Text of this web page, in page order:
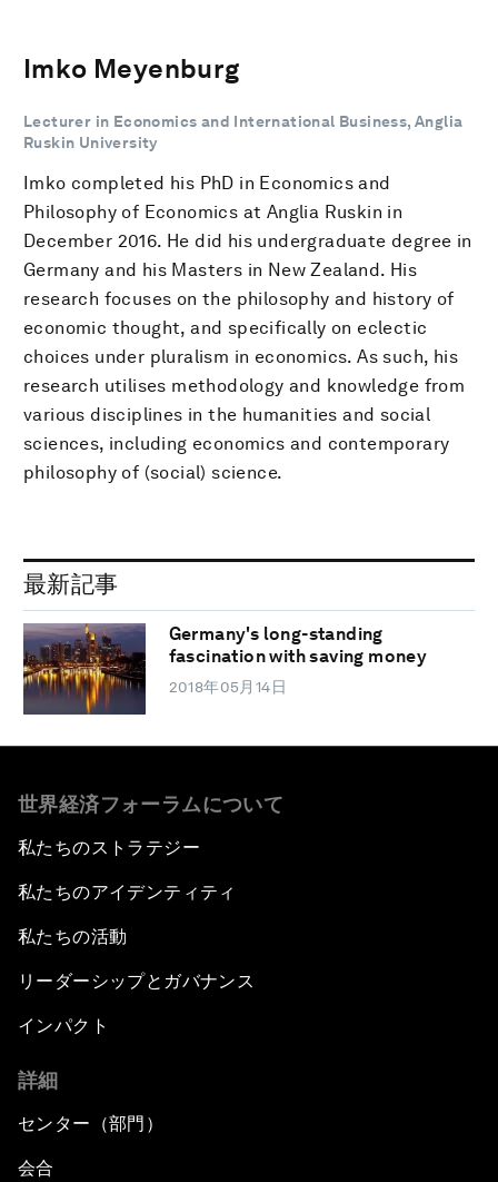
Imko Meyenburg
Lecturer in Economics and International Business, Anglia
Ruskin University
Imko completed his PhD in Economics and
Philosophy of Economics at Anglia Ruskin in
December 2016. He did his undergraduate degree in
Germany and his Masters in New Zealand. His
research focuses on the philosophy and history of
economic thought, and specifically on eclectic
choices under pluralism in economics. As such, his
research utilises methodology and knowledge from
various disciplines in the humanities and social
sciences, including economics and contemporary
philosophy of (social) science.
最新記事
Germany's long-standing
fascination with saving money
2018年05月14日
世界経済フォーラムについて
私たちのストラテジー
私たちのアイデンティティ
私たちの活動
リーダーシップとガバナンス
インパクト
詳細
センター（部門）
会合